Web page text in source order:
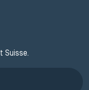
Suisse.